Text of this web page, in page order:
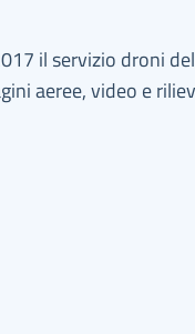
il servizio droni
aeree, video e